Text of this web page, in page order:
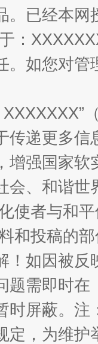
。已经本
：
。如您对
传递更多
增强国家
会、和谐
使者与和
和投稿的
！如因被
题需即时在
时屏蔽。
定，为维